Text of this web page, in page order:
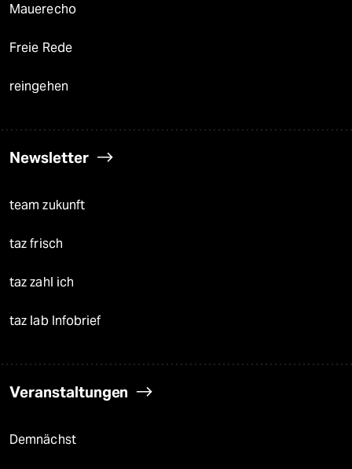
Mauerecho
Freie Rede
reingehen
Newsletter
team zukunft
taz frisch
taz zahl ich
taz lab Infobrief
Veranstaltungen
Demnächst